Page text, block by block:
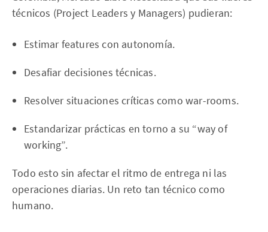
técnicos (Project Leaders y Managers) pudieran:
Estimar features con autonomía.
Desafiar decisiones técnicas.
Resolver situaciones críticas como war-rooms.
Estandarizar prácticas en torno a su “way of
working”.
Todo esto sin afectar el ritmo de entrega ni las
operaciones diarias. Un reto tan técnico como
humano.